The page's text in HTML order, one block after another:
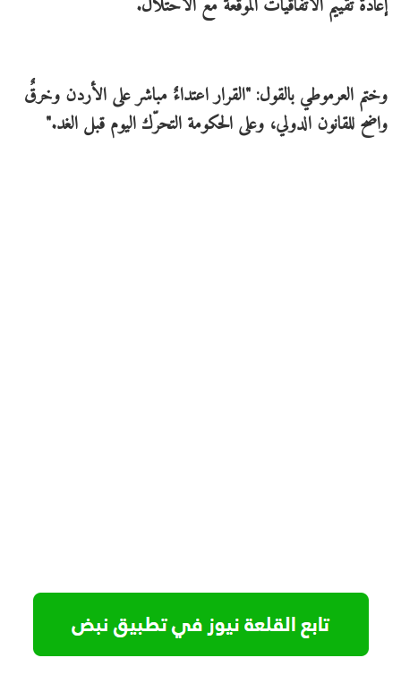
إعادة تقييم الاتفاقيات الموقعة مع الاحتلال.
وختم العرموطي بالقول: "القرار اعتداءٌ مباشر على الأردن وخرقٌ
واضح للقانون الدولي، وعلى الحكومة التحرّك اليوم قبل الغد."